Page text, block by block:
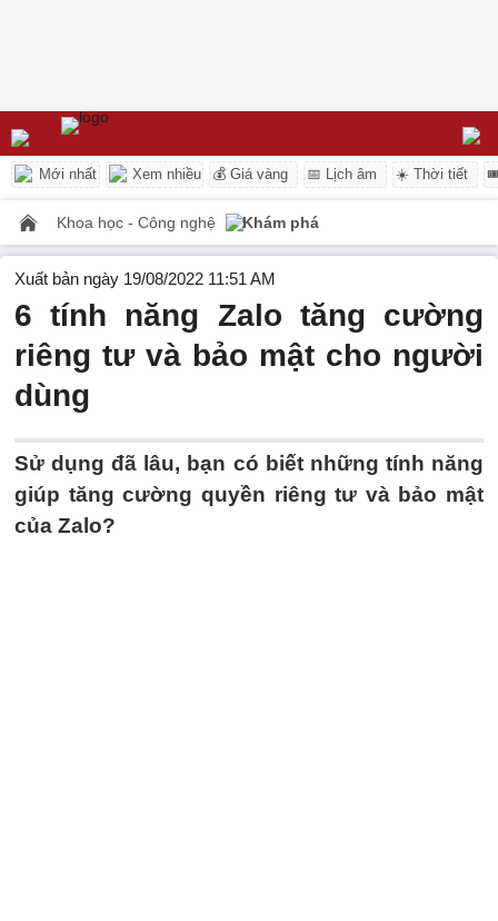
Mới nhất Xem nhiều 💰 Giá vàng 📅 Lịch âm ☀️ Thời tiết
Khoa học - Công nghệ Khám phá
Xuất bản ngày 19/08/2022 11:51 AM
6 tính năng Zalo tăng cường
riêng tư và bảo mật cho người
dùng
Sử dụng đã lâu, bạn có biết những tính năng
giúp tăng cường quyền riêng tư và bảo mật
của Zalo?